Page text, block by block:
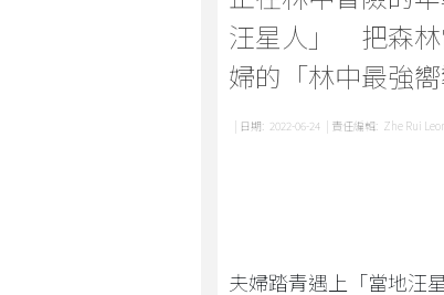
汪星人」 把森林
婦的「林中最強嚮
| 日期: 2022-06-24 | 責任編輯: Zhe Rui
夫婦踏青遇上「當地汪